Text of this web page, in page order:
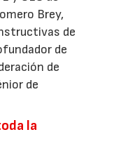
Brey,
de
de
de
de
la